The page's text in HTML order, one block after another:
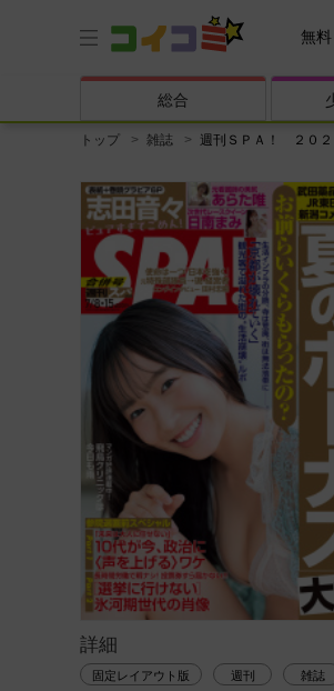
無料
総合
トップ 雑誌 週刊ＳＰＡ！ ２０２
詳細
固定レイアウト版 週刊 雑誌